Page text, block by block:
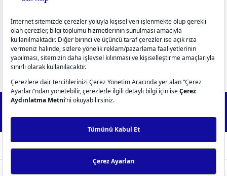
Üyelik
Yardım
Popüler Kategoriler
İletişim Bilgilerimiz
0549 270 72 72 0549 270 72 72
2025 Forest - IdeaSoft Next © Tüm hakları saklıdır.256Bit SSL
ideasoft
ticaret
hazırlandı.